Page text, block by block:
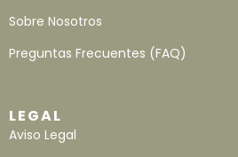
Sobre Nosotros
Preguntas Frecuentes (FAQ)
LEGAL
Aviso Legal